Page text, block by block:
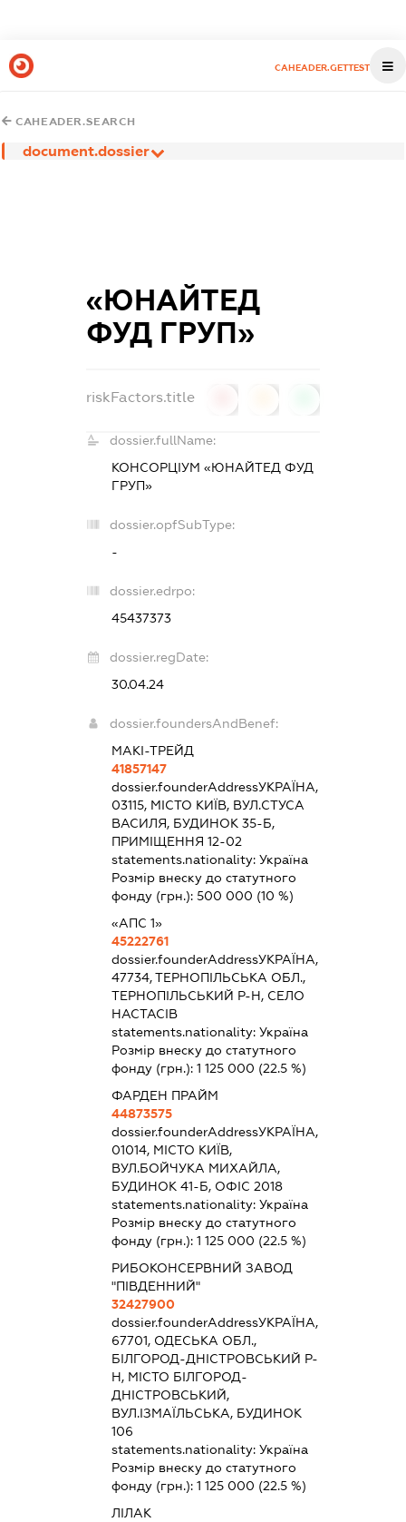
CAHEADER.GETTEST
CAHEADER.SEARCH
document.dossier
«ЮНАЙТЕД
ФУД ГРУП»
riskFactors.title
dossier.fullName:
КОНСОРЦІУМ «ЮНАЙТЕД ФУД
ГРУП»
dossier.opfSubType:
-
dossier.edrpo:
45437373
dossier.regDate:
30.04.24
dossier.foundersAndBenef:
МАКІ-ТРЕЙД
41857147
dossier.founderAddressУКРАЇНА,
03115, МІСТО КИЇВ, ВУЛ.СТУСА
ВАСИЛЯ, БУДИНОК 35-Б,
ПРИМІЩЕННЯ 12-02
statements.nationality:Україна
Розмір внеску до статутного
фонду (грн.):500 000 (10 %)
«АПС 1»
45222761
dossier.founderAddressУКРАЇНА,
47734, ТЕРНОПІЛЬСЬКА ОБЛ.,
ТЕРНОПІЛЬСЬКИЙ Р-Н, СЕЛО
НАСТАСІВ
statements.nationality:Україна
Розмір внеску до статутного
фонду (грн.):1 125 000 (22.5 %)
ФАРДЕН ПРАЙМ
44873575
dossier.founderAddressУКРАЇНА,
01014, МІСТО КИЇВ,
ВУЛ.БОЙЧУКА МИХАЙЛА,
БУДИНОК 41-Б, ОФІС 2018
statements.nationality:Україна
Розмір внеску до статутного
фонду (грн.):1 125 000 (22.5 %)
РИБОКОНСЕРВНИЙ ЗАВОД
"ПІВДЕННИЙ"
32427900
dossier.founderAddressУКРАЇНА,
67701, ОДЕСЬКА ОБЛ.,
БІЛГОРОД-ДНІСТРОВСЬКИЙ Р-
Н, МІСТО БІЛГОРОД-
ДНІСТРОВСЬКИЙ,
ВУЛ.ІЗМАЇЛЬСЬКА, БУДИНОК
106
statements.nationality:Україна
Розмір внеску до статутного
фонду (грн.):1 125 000 (22.5 %)
ЛІЛАК